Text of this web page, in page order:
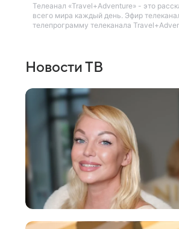
Телеанал «Travel+Adventure» - это
всего мира каждый день. Эфир
телепрограмму телеканала
Новости ТВ